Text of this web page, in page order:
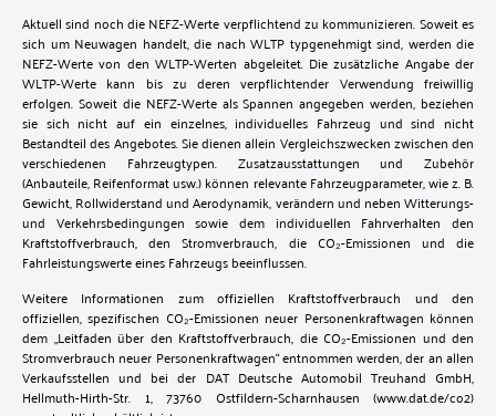
Aktuell sind noch die NEFZ-Werte verpflichtend zu kommunizieren. Soweit es
sich um Neuwagen handelt, die nach WLTP typgenehmigt sind, werden die
NEFZ-Werte von den WLTP-Werten abgeleitet. Die zusätzliche Angabe der
WLTP-Werte kann bis zu deren verpflichtender Verwendung freiwillig
erfolgen. Soweit die NEFZ-Werte als Spannen angegeben werden, beziehen
sie sich nicht auf ein einzelnes, individuelles Fahrzeug und sind nicht
Bestandteil des Angebotes. Sie dienen allein Vergleichszwecken zwischen den
verschiedenen Fahrzeugtypen. Zusatzausstattungen und Zubehör
(Anbauteile, Reifenformat usw.) können relevante Fahrzeugparameter, wie z. B.
Gewicht, Rollwiderstand und Aerodynamik, verändern und neben Witterungs-
und Verkehrsbedingungen sowie dem individuellen Fahrverhalten den
Kraftstoffverbrauch, den Stromverbrauch, die CO₂-Emissionen und die
Fahrleistungswerte eines Fahrzeugs beeinflussen.
Weitere Informationen zum offiziellen Kraftstoffverbrauch und den
offiziellen, spezifischen CO₂-Emissionen neuer Personenkraftwagen können
dem „Leitfaden über den Kraftstoffverbrauch, die CO₂-Emissionen und den
Stromverbrauch neuer Personenkraftwagen“ entnommen werden, der an allen
Verkaufsstellen und bei der DAT Deutsche Automobil Treuhand GmbH,
Hellmuth-Hirth-Str. 1, 73760 Ostfildern-Scharnhausen (www.dat.de/co2)